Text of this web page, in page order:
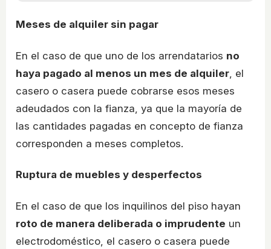
Meses de alquiler sin pagar
En el caso de que uno de los arrendatarios no
haya pagado al menos un mes de alquiler , el
casero o casera puede cobrarse esos meses
adeudados con la fianza, ya que la mayoría de
las cantidades pagadas en concepto de fianza
corresponden a meses completos.
Ruptura de muebles y desperfectos
En el caso de que los inquilinos del piso hayan
roto de manera deliberada o imprudente un
electrodoméstico, el casero o casera puede